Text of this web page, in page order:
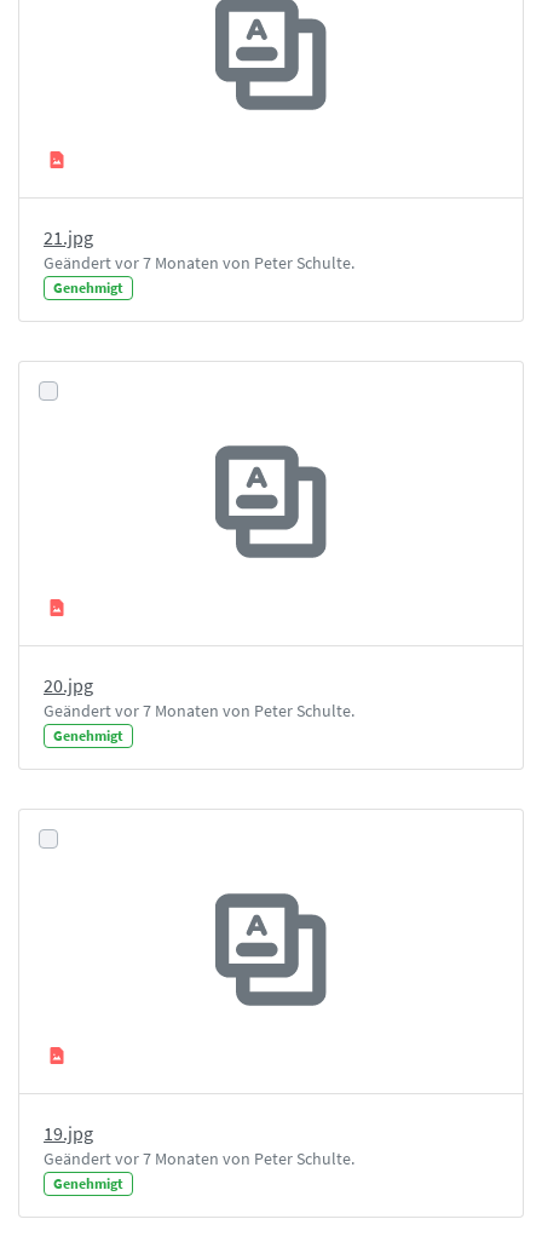
21.jpg
Geändert vor 7 Monaten von Peter Schulte.
Genehmigt
20.jpg
Geändert vor 7 Monaten von Peter Schulte.
Genehmigt
19.jpg
Geändert vor 7 Monaten von Peter Schulte.
Genehmigt